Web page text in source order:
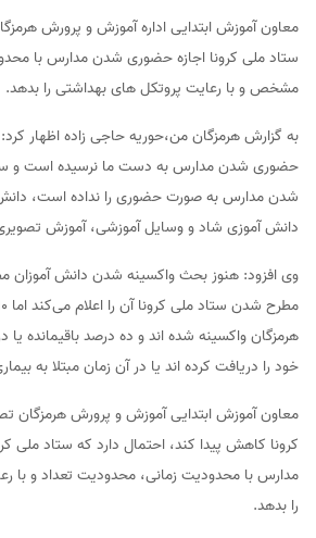
معاون آموزش ابتدایی اداره آموزش و پرورش
ستاد ملی کرونا اجازه حضوری شدن مدارس با
مشخص و با رعایت پروتکل های بهداشتی را بدهد.
به گزارش هرمزگان من،حوریه حاجی زاده اظهار
حضوری شدن مدارس به دست ما نرسیده است و
شدن مدارس به صورت حضوری را نداده است،
دانش آموزی شاد و وسایل آموزشی، آموزش
وی افزود: هنوز بحث واکسینه شدن دانش
هرمزگان واکسینه شده اند و ده درصد باقیمانده
خود را دریافت کرده اند یا در آن زمان مبتلا به
معاون آموزش ابتدایی آموزش و پرورش هرمزگان
کرونا کاهش پیدا کند، احتمال دارد که ستاد ملی
مدارس با محدودیت زمانی، محدودیت تعداد و با
را بدهد.